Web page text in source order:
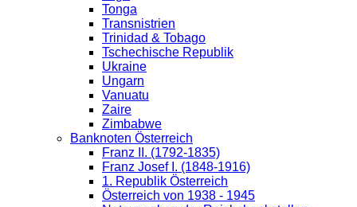
Tonga
Transnistrien
Trinidad & Tobago
Tschechische Republik
Ukraine
Ungarn
Vanuatu
Zaire
Zimbabwe
Banknoten Österreich
Franz II. (1792-1835)
Franz Josef I. (1848-1916)
1. Republik Österreich
Österreich von 1938 - 1945